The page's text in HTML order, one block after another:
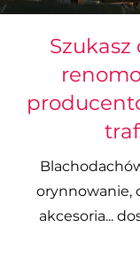
orynnowanie,
akcesoria...